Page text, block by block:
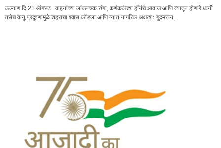
कल्याण दि.21 ऑगस्ट : वाहनांच्या लांबलचक रांगा, कर्णकर्कश्श हॉर्नचे आवाज आणि त्यातून होणारे ध्वनी
तसेच वायू प्रदूषणामुळे शहराचा श्वास कोंडला आणि त्यात नागरिक अक्षरशः गुदमरून...